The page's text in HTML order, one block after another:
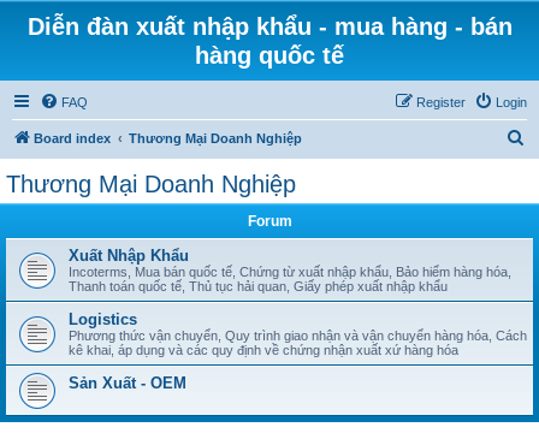
Diễn đàn xuất nhập khẩu - mua hàng - bán
hàng quốc tế
FAQ Login
Register
Board index Thương Mại Doanh Nghiệp
Thương Mại Doanh Nghiệp
Forum
Xuất Nhập Khẩu
Incoterms, Mua bán quốc tế, Chứng từ xuất nhập khẩu, Bảo hiểm hàng hóa,
Thanh toán quốc tế, Thủ tục hải quan, Giấy phép xuất nhập khẩu
Logistics
Phương thức vận chuyển, Quy trình giao nhận và vận chuyển hàng hóa, Cách
kê khai, áp dụng và các quy định về chứng nhận xuất xứ hàng hóa
Sản Xuất - OEM